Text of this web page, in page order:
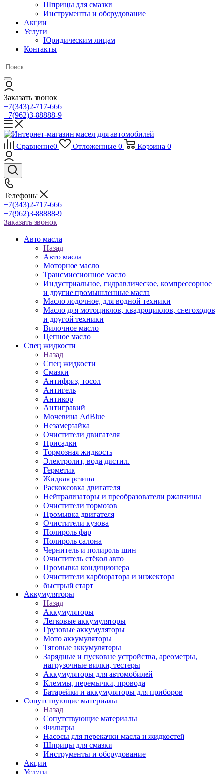
Шприцы для смазки
Инструменты и оборудование
Акции
Услуги
Юридическим лицам
Контакты
Заказать звонок
+7(343)2-717-666
+7(962)3-88888-9
Сравнение0 Отложенные 0 Корзина 0
Телефоны
+7(343)2-717-666
+7(962)3-88888-9
Заказать звонок
Авто масла
Назад
Авто масла
Моторное масло
Трансмиссионное масло
Индустриальное, гидравлическое, компрессорное
и другие промышленные масла
Масло лодочное, для водной техники
Масло для мотоциклов, квадроциклов, снегоходов
и другой техники
Вилочное масло
Цепное масло
Спец жидкости
Назад
Спец жидкости
Смазки
Антифриз, тосол
Антигель
Антикор
Антигравий
Мочевина AdBlue
Незамерзайка
Очистители двигателя
Присадки
Тормозная жидкость
Электролит, вода дистил.
Герметик
Жидкая резина
Раскоксовка двигателя
Нейтрализаторы и преобразователи ржавчины
Очистители тормозов
Промывка двигателя
Очистители кузова
Полироль фар
Полироль салона
Чернитель и полироль шин
Очиститель стёкол авто
Промывка кондиционера
Очистители карбюратора и инжектора
быстрый старт
Аккумуляторы
Назад
Аккумуляторы
Легковые аккумуляторы
Грузовые аккумуляторы
Мото аккумуляторы
Тяговые аккумуляторы
Зарядные и пусковые устройства, ареометры,
нагрузочные вилки, тестеры
Аккумуляторы для автомобилей
Клеммы, перемычки, провода
Батарейки и аккумуляторы для приборов
Сопутствующие материалы
Назад
Сопутствующие материалы
Фильтры
Насосы для перекачки масла и жидкостей
Шприцы для смазки
Инструменты и оборудование
Акции
Услуги